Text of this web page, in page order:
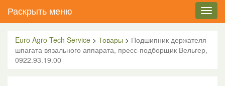
Раскрыть меню
Euro Agro Tech Service > Товары > Подшипник держателя
шпагата вязального аппарата, пресс-подборщик Вельгер,
0922.93.19.00